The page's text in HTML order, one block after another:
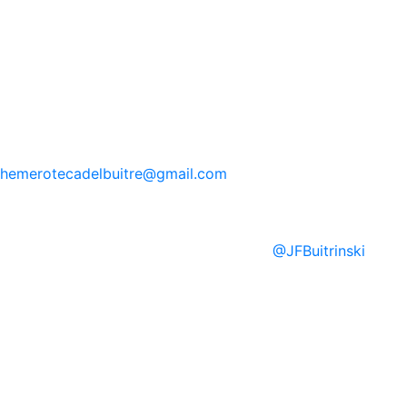
hemerotecadelbuitre@gmail.com
@JFBuitrinski